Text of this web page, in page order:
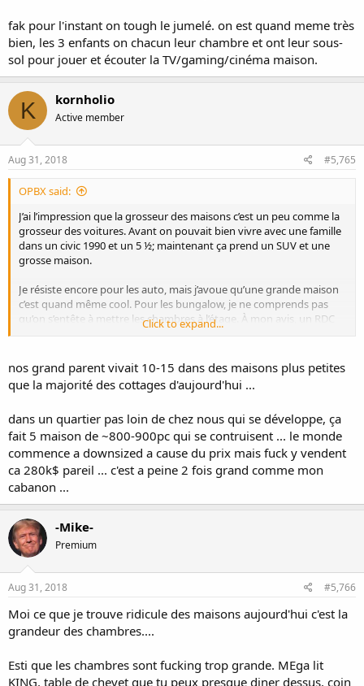
fak pour l'instant on tough le jumelé. on est quand meme très
bien, les 3 enfants on chacun leur chambre et ont leur sous-
sol pour jouer et écouter la TV/gaming/cinéma maison.
K kornholio
Active member
Aug 31, 2018 #5,765
OPBX said:
J’ai l’impression que la grosseur des maisons c’est un peu comme la
grosseur des voitures. Avant on pouvait bien vivre avec une famille
dans un civic 1990 et un 5 ½; maintenant ça prend un SUV et une
grosse maison.
Je résiste encore pour les auto, mais j’avoue qu’une grande maison
c’est quand même cool. Pour les bungalow, je ne comprends pas
qu’on s’entête à mettre les chambres à l’étage. À mon avis, un RDC
avec cuisine/salle à manger/salon et une salle de bain ou une salle
possiblement une 2e salle familiale) et c’est parfait.
On restait à mtl dans un bas de duplex de 1200pi^2 avec 3
a une grande maison et bien que ce soit super cool, on n’exploite
pas toutes les pièces…
Click to expand...
nos grand parent vivait 10-15 dans des maisons plus petites
que la majorité des cottages d'aujourd'hui ...
dans un quartier pas loin de chez nous qui se développe, ça
fait 5 maison de ~800-900pc qui se contruisent ... le monde
commence a downsized a cause du prix mais fuck y vendent
ca 280k$ pareil ... c'est a peine 2 fois grand comme mon
cabanon ...
-Mike-
Premium
Aug 31, 2018 #5,766
Moi ce que je trouve ridicule des maisons aujourd'hui c'est la
grandeur des chambres....
Esti que les chambres sont fucking trop grande. MEga lit
KING, table de chevet que tu peux presque diner dessus, coin